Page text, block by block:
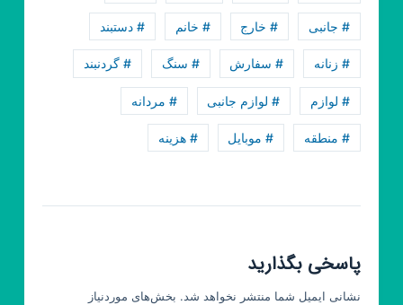
# جانبی # خارج # خانم # دستبند
# زنانه # سفارش # سنگ # گردنبند
# لوازم # لوازم جانبی # مردانه
# منطقه # موبایل # هزینه
پاسخی بگذارید
نشانی ایمیل شما منتشر نخواهد شد. بخش‌های موردنیاز